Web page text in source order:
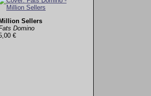
Million Sellers
Domino
€